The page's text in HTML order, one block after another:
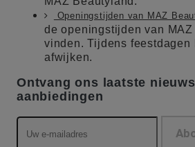
Openingstijden van MAZ
de openingstijden van MAZ
vinden. Tijdens feestdagen
afwijken.
Ontvang ons laatste
aanbiedingen